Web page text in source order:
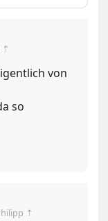
⇡
von
so
⇡